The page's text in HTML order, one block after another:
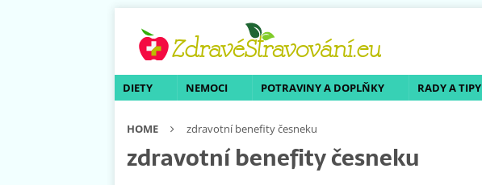
DIETY NEMOCI POTRAVINY A DOPLŇKY RADY A TIPY
HOME zdravotní benefity česneku
zdravotní benefity česneku